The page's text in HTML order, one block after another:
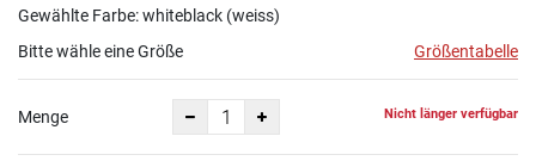
Gewählte Farbe: whiteblack (weiss)
Bitte wähle eine Größe
Größentabelle
Menge Nicht länger verfügbar